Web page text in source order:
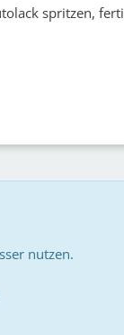
spritzen,
nutzen.